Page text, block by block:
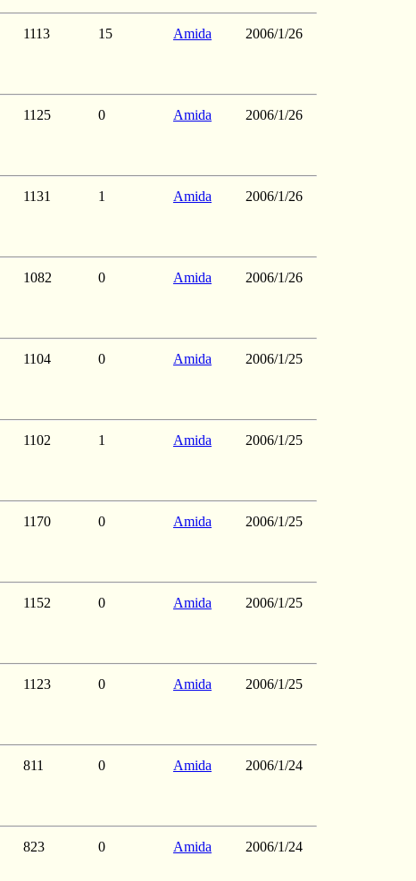
1113 15 Amida 2006/1/26
1125 0 Amida 2006/1/26
1131 1 Amida 2006/1/26
1082 0 Amida 2006/1/26
1104 0 Amida 2006/1/25
1102 1 Amida 2006/1/25
1170 0 Amida 2006/1/25
1152 0 Amida 2006/1/25
1123 0 Amida 2006/1/25
811 0 Amida 2006/1/24
823 0 Amida 2006/1/24